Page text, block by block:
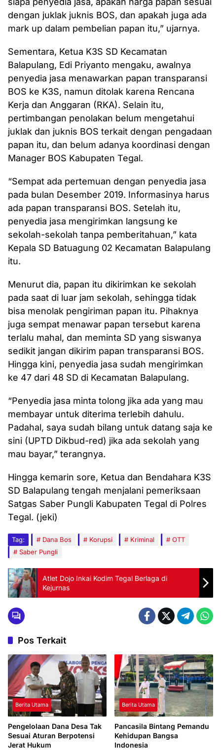
dengan juklak juknis BOS, dan apakah juga ada
mark up dalam pembelian papan itu,” ujarnya.
Sementara, Ketua K3S SD Kecamatan
Balapulang, Edi Priyanto mengaku, awalnya
penyedia jasa menawarkan papan transparansi
BOS ke K3S, namun ditolak karena Rencana
Kerja dan Anggaran (RKA). Selain itu,
pertimbangan penolakan belum mengetahui
juklak dan juknis BOS terkait dengan pengadaan
papan itu, dan belum adanya koordinasi dengan
Manager BOS Kabupaten Tegal.
“Sempat ada pertemuan dengan penyedia jasa
pada bulan Desember 2019. Informasinya harus
ada papan transparansi BOS. Setelah itu,
penyedia jasa mengirimkan langsung ke
sekolah-sekolah tanpa pemberitahuan,” kata
Kepala SD Batuagung 02 Kecamatan Balapulang
itu.
Menurut dia, papan itu dikirimkan ke sekolah
pada saat di luar jam sekolah, sehingga tidak
bisa menolak pengiriman papan itu. Pihaknya
juga sempat menawar papan tersebut karena
terlalu mahal, dan meminta SD yang siswanya
sedikit jangan dikirim papan transparansi BOS.
Hingga kini, penyedia jasa sudah mengirimkan
ke 47 dari 48 SD di Kecamatan Balapulang.
“Penyedia jasa minta tolong jika ada yang mau
membayar untuk diterima terlebih dahulu.
Padahal, saya sudah bilang untuk datang saja ke
sini (UPTD Dikbud-red) jika ada sekolah yang
mau bayar,” terangnya.
Hingga kemarin sore, Ketua dan Bendahara K3S
SD Balapulang tengah menjalani pemeriksaan
Satgas Saber Pungli Kabupaten Tegal di Polres
Tegal. (jeki)
Tag: Dana Bos Korupsi Kriminal
OTT
Saber Pungli
Atlet Dojo Inkai Kodim Tegal Berlaga di
Kejurnas
Pos Terkait
Berita Utama
Pengelolaan Dana Desa Tak
Sesuai Aturan Berpotensi
Jerat Hukum
Berita Utama
Pancasila Bintang Pemandu
Kehidupan Bangsa
Indonesia